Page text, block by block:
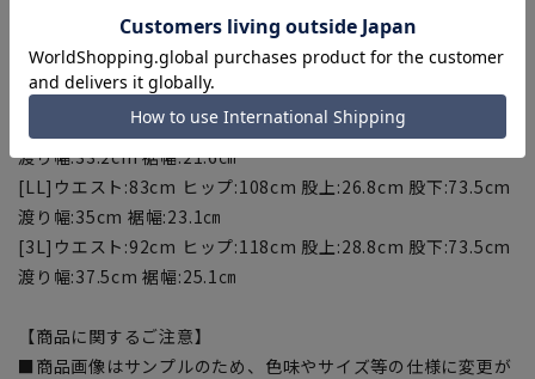
り幅:30.9cm 裾幅:19.6㎝
[M]ウエスト:73cm ヒップ:96cm 股上:24.8cm 股下:71.5cm 渡
り幅:31.9cm 裾幅:20.6㎝
[L]ウエスト:77cm ヒップ:101cm 股上:25.8cm 股下:72.5cm
渡り幅:33.2cm 裾幅:21.6㎝
[LL]ウエスト:83cm ヒップ:108cm 股上:26.8cm 股下:73.5cm
渡り幅:35cm 裾幅:23.1㎝
[3L]ウエスト:92cm ヒップ:118cm 股上:28.8cm 股下:73.5cm
渡り幅:37.5cm 裾幅:25.1㎝
【商品に関するご注意】
■商品画像はサンプルのため、色味やサイズ等の仕様に変更が